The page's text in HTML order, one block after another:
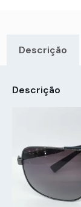
Descrição
Descrição